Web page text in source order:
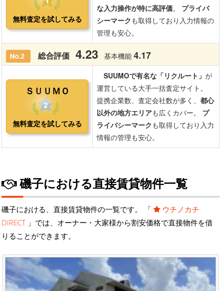
磯子における直接賃貸物件一覧
磯子における、直接賃貸物件の一覧です。 「
ウチノカチ
DIRECT 」では、オーナー・大家様から割安価格で直接物件を借
りることができます。